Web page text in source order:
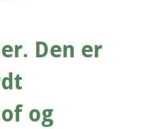
Den er
og